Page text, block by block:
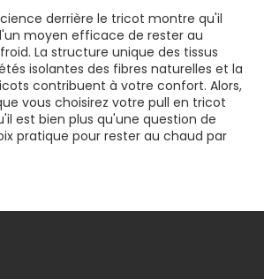
derrière le tricot montre qu'il
moyen efficace de rester au
La structure unique des tissus
isolantes des fibres naturelles et la
contribuent à votre confort. Alors,
vous choisirez votre pull en tricot
est bien plus qu'une question de
pratique pour rester au chaud par